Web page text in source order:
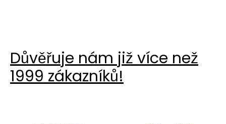
Důvěřuje nám již více než
1999 zákazníků!